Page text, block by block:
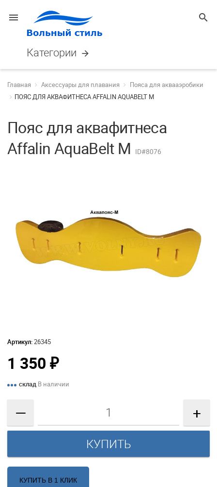
menu search
Категории arrow_forward
Главная Аксессуары для плавания
Пояса для аквааэробики
ПОЯС ДЛЯ АКВАФИТНЕСА AFFALIN AQUABELT M
Пояс для аквафитнеса
Affalin AquaBelt M ID#8076
Артикул:26345
1 350 ₽
склад В наличии
— +
КУПИТЬ В 1 КЛИК